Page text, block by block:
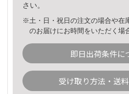
さい。
※土・日・祝日の注文の場合や在
のお届けにお時間をいただく場
即日出荷条件に
受け取り方法・送